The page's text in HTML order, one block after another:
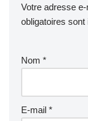
Votre adresse
obligatoires sont
Nom *
E-mail *